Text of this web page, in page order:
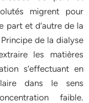
migrent pour
part et d’autre de la
de la dialyse
les matières
s’effectuant en
dans le sens
faible.